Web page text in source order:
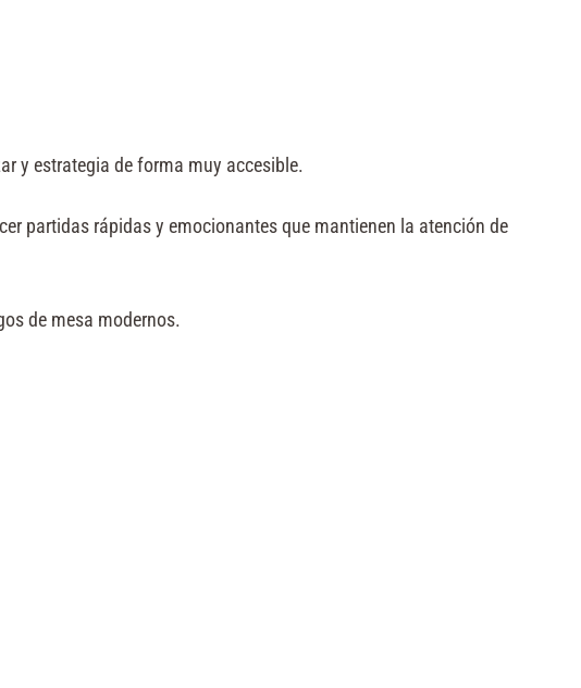
y estrategia de forma muy accesible.
partidas rápidas y emocionantes que mantienen la atención de
de mesa modernos.